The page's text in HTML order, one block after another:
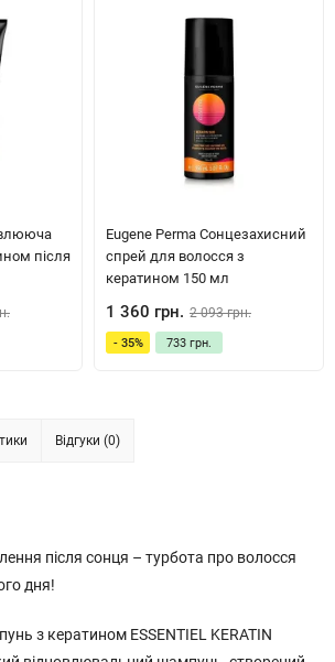
після
Eugene Perma Сонцезахисний
спрей для волосся з
кератином 150 мл
1 360 грн. 2 093 грн.
- 35% 733 грн.
Відгуки (0)
після сонця – турбота про волосся
дня!
з кератином ESSENTIEL KERATIN